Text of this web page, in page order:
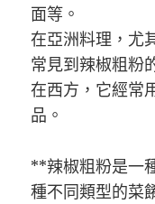
面等。
在亞洲料理，尤
常見到辣椒粗粉
在西方，它經常
品。
**辣椒粗粉是一
種不同類型的菜